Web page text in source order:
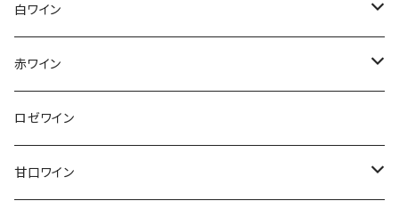
アンリ・ジロー
アンリ・ビリオ・フィス
エティエンヌ・ルフェーヴル
クリスチャン・ゴセ
白ワイン
フランス
アルザス
ブルゴーニュ
ドイツ
オーストラリア
赤ワイン
フランス
アルザス
スロヴァキア
ロゼワイン
甘口ワイン